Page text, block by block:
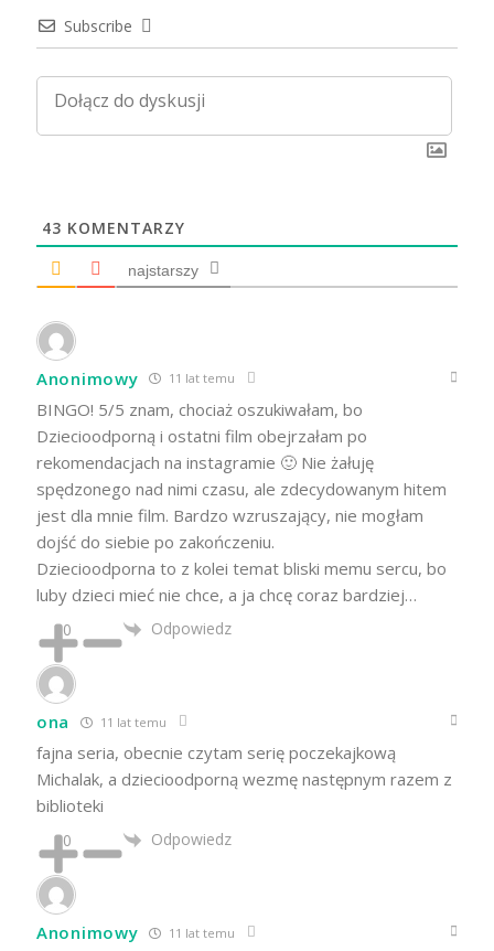
Subscribe
43 KOMENTARZY
najstarszy
Anonimowy 11 lat temu
BINGO! 5/5 znam, chociaż oszukiwałam, bo
Dziecioodporną i ostatni film obejrzałam po
rekomendacjach na instagramie 🙂 Nie żałuję
spędzonego nad nimi czasu, ale zdecydowanym hitem
jest dla mnie film. Bardzo wzruszający, nie mogłam
dojść do siebie po zakończeniu.
Dziecioodporna to z kolei temat bliski memu sercu, bo
luby dzieci mieć nie chce, a ja chcę coraz bardziej…
0 Odpowiedz
ona 11 lat temu
fajna seria, obecnie czytam serię poczekajkową
Michalak, a dziecioodporną wezmę następnym razem z
biblioteki
0 Odpowiedz
Anonimowy 11 lat temu